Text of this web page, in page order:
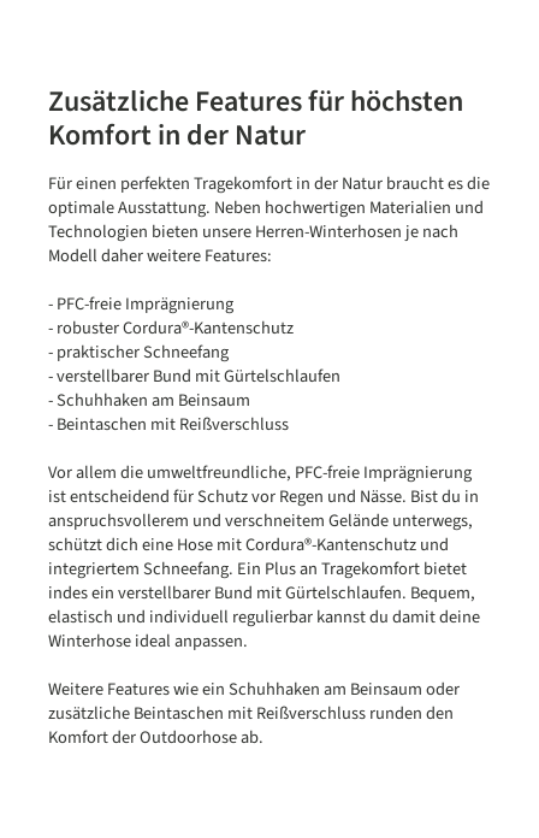
Zusätzliche Features für höchsten
Komfort in der Natur
Für einen perfekten Tragekomfort in der Natur braucht es die
optimale Ausstattung. Neben hochwertigen Materialien und
Technologien bieten unsere Herren-Winterhosen je nach
Modell daher weitere Features:
- PFC-freie Imprägnierung
- robuster Cordura®​-Kantenschutz
- praktischer Schneefang
- verstellbarer Bund mit Gürtelschlaufen
- Schuhhaken am Beinsaum
- Beintaschen mit Reißverschluss
Vor allem die umweltfreundliche, PFC-freie Imprägnierung
ist entscheidend für Schutz vor Regen und Nässe. Bist du in
anspruchsvollerem und verschneitem Gelände unterwegs,
schützt dich eine Hose mit Cordura®-Kantenschutz und
integriertem Schneefang. Ein Plus an Tragekomfort bietet
indes ein verstellbarer Bund mit Gürtelschlaufen. Bequem,
elastisch und individuell regulierbar kannst du damit deine
Winterhose ideal anpassen.
Weitere Features wie ein Schuhhaken am Beinsaum oder
zusätzliche Beintaschen mit Reißverschluss runden den
Komfort der Outdoorhose ab.